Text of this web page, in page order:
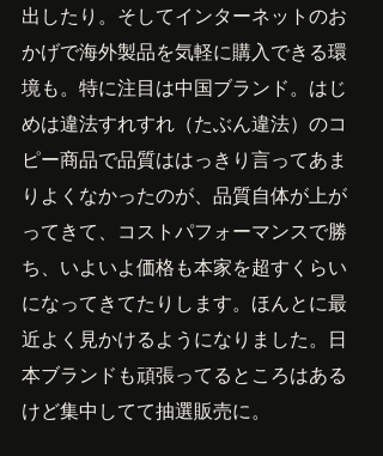
出したり。そしてインターネットのお
かげで海外製品を気軽に購入できる環
境も。特に注目は中国ブランド。はじ
めは違法すれすれ（たぶん違法）のコ
ピー商品で品質ははっきり言ってあま
りよくなかったのが、品質自体が上が
ってきて、コストパフォーマンスで勝
ち、いよいよ価格も本家を超すくらい
になってきてたりします。ほんとに最
近よく見かけるようになりました。日
本ブランドも頑張ってるところはある
けど集中してて抽選販売に。